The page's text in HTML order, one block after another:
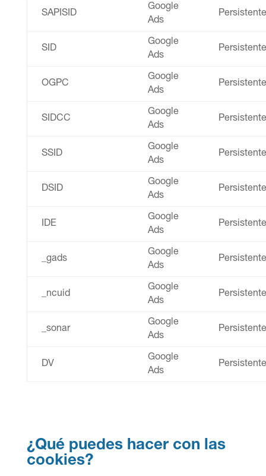
SAPISID
Google
Ads
Persistente
SID
Google
Ads
Persistente
OGPC
Google
Ads
Persistente
SIDCC
Google
Ads
Persistente
SSID
Google
Ads
Persistente
DSID
Google
Ads
Persistente
IDE
Google
Ads
Persistente
_gads
Google
Ads
Persistente
_ncuid
Google
Ads
Persistente
_sonar
Google
Ads
Persistente
DV
Google
Ads
Persistente
¿Qué puedes hacer con las
cookies?